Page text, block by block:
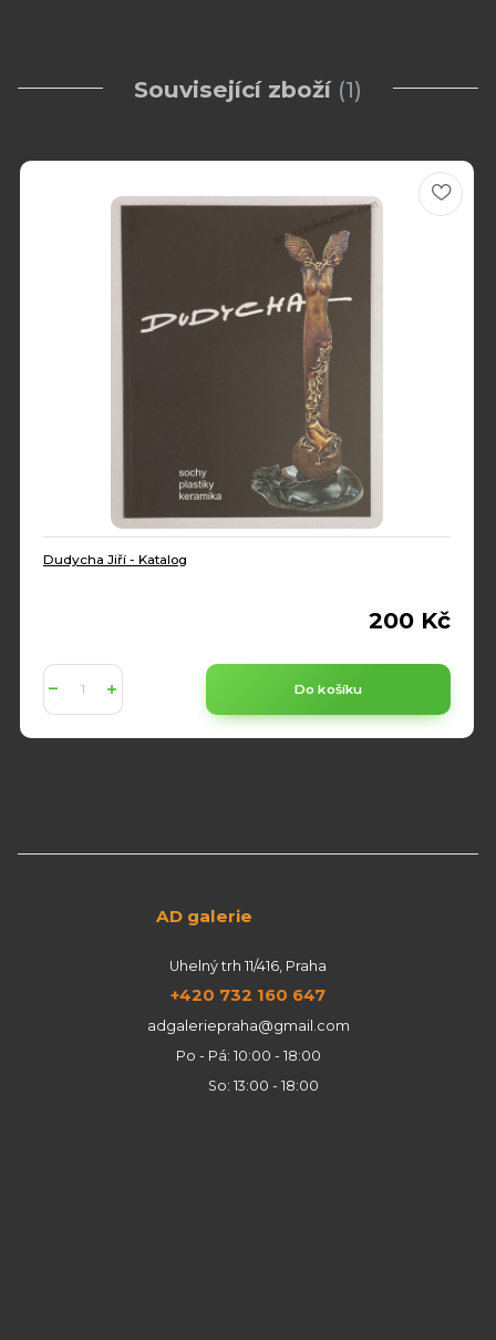
Související zboží 1
Dudycha Jiří - Katalog
200 Kč
Do košíku
AD galerie
Uhelný trh 11/416, Praha
+420 732 160 647
adgaleriepraha@gmail.com
Po - Pá: 10:00 - 18:00
So: 13:00 - 18:00